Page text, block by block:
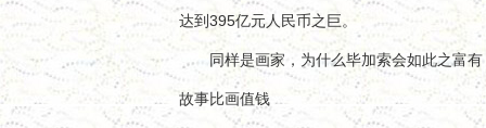
达到395亿元人民币之巨。
同样是画家，为什么毕加索会如此之富有
故事比画值钱